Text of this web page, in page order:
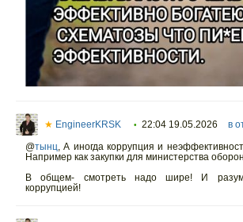
★ EngineerKRSK • 22:04 19.05.2026 в
@тынц А иногда коррупция и
Например как закупки для министерства
В общем- смотреть надо шире! И
коррупцией!